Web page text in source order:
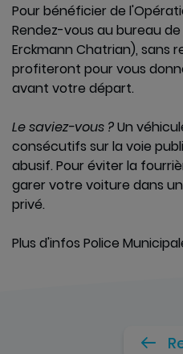
Pour bénéficier de
Rendez-vous au bureau
Erckmann Chatrian), sans
profiteront pour vous
avant votre départ.
Le saviez-vous ?Un
consécutifs sur la voie
abusif. Pour éviter la
garer votre voiture dans
privé.
Plus d'infos Police